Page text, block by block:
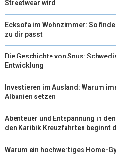
Streetwear wird
Ecksofa im Wohnzimmer: So
zu dir passt
Die Geschichte von Snus:
Entwicklung
Investieren im Ausland: Warum
Albanien setzen
Abenteuer und Entspannung in
den Karibik Kreuzfahrten beginnt
Warum ein hochwertiges Home-